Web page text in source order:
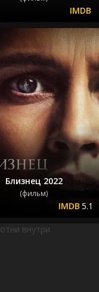
Близнец 2022
(фильм)
5.1